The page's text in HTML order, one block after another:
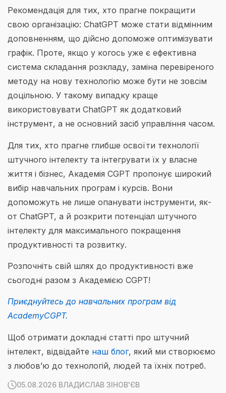
Рекомендація для тих, хто прагне покращити
свою організацію: ChatGPT може стати відмінним
доповненням, що дійсно допоможе оптимізувати
графік. Проте, якщо у когось уже є ефективна
система складання розкладу, заміна перевіреного
методу на нову технологію може бути не зовсім
доцільною. У такому випадку краще
використовувати ChatGPT як додатковий
інструмент, а не основний засіб управління часом.
Для тих, хто прагне глибше освоїти технології
штучного інтелекту та інтегрувати їх у власне
життя і бізнес, Академія CGPT пропонує широкий
вибір навчальних програм і курсів. Вони
допоможуть не лише опанувати інструменти, як-
от ChatGPT, а й розкрити потенціал штучного
інтелекту для максимального покращення
продуктивності та розвитку.
Розпочніть свій шлях до продуктивності вже
сьогодні разом з Академією CGPT!
Приєднуйтесь до навчальних програм від
AcademyCGPT.
Щоб отримати докладні статті про штучний
інтелект, відвідайте наш блог, який ми створюємо
з любов’ю до технологій, людей та їхніх потреб.
05.08.2026 ВЛАДИСЛАВ ЗІНОВ'ЄВ